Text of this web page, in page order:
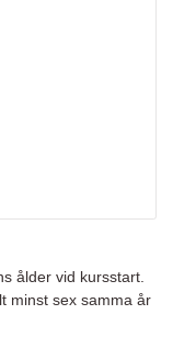
ålder vid kursstart.
minst sex samma år